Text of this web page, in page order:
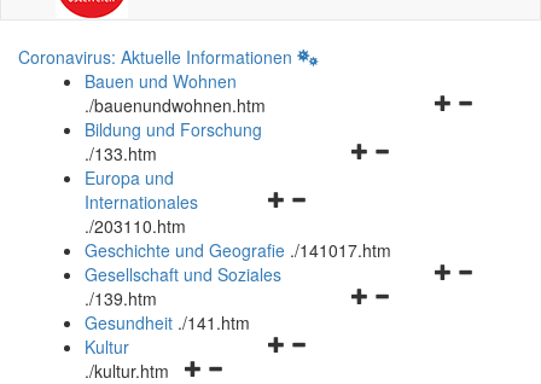
Coronavirus: Aktuelle Informationen
Bauen und Wohnen
./bauenundwohnen.htm
Navigationsmenü
Bildung und Forschung
./133.htm
Navigationsmenü
und
schließen
Europa und
Internationales
./203110.htm
Geschichte und Geografie ./141017.htm
Navigationsmenü
Gesellschaft und Soziales
./139.htm
Navigationsmenü
Gesundheit ./141.htm
Navigationsmenü
Kultur
./kultur.htm